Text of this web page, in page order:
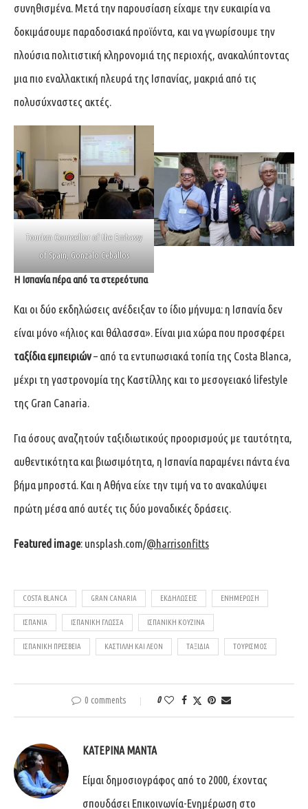
συνηθισμένα. Μετά την παρουσίαση είχαμε την ευκαιρία να
δοκιμάσουμε παραδοσιακά προϊόντα, και να γνωρίσουμε την
πλούσια πολιτιστική κληρονομιά της περιοχής, ανακαλύπτοντας
μια πιο εναλλακτική πλευρά της Ισπανίας, μακριά από τις
πολυσύχναστες ακτές.
Tourism Counsellor of the Embassy
of Spain, Gonzalo Ceballos
Η Ισπανία πέρα από τα στερεότυπα
Και οι δύο εκδηλώσεις ανέδειξαν το ίδιο μήνυμα: η Ισπανία δεν
είναι μόνο «ήλιος και θάλασσα». Είναι μια χώρα που προσφέρει
ταξίδια εμπειριών– από τα εντυπωσιακά τοπία της Costa Blanca,
μέχρι τη γαστρονομία της Καστίλλης και το μεσογειακό lifestyle
της Gran Canaria.
Για όσους αναζητούν ταξιδιωτικούς προορισμούς με ταυτότητα,
αυθεντικότητα και βιωσιμότητα, η Ισπανία παραμένει πάντα ένα
βήμα μπροστά. Και η Αθήνα είχε την τιμή να το ανακαλύψει
πρώτη μέσα από αυτές τις δύο μοναδικές δράσεις.
Featured image: unsplash.com/@harrisonfitts
COSTA BLANCA GRAN CANARIA ΕΚΔΗΛΏΣΕΙΣ ΕΝΗΜΈΡΩΣΗ
ΙΣΠΑΝΊΑ ΙΣΠΑΝΙΚΉ ΓΛΏΣΣΑ ΙΣΠΑΝΙΚΉ ΚΟΥΖΊΝΑ
ΙΣΠΑΝΙΚΉ ΠΡΕΣΒΕΊΑ ΚΑΣΤΊΛΛΗ ΚΑΙ ΛΕΌΝ ΤΑΞΊΔΙΑ ΤΟΥΡΙΣΜΌΣ
0 comments 0
ΚΑΤΕΡΊΝΑ ΜΑΝΤΆ
Είμαι δημοσιογράφος από το 2000, έχοντας
σπουδάσει Επικοινωνία-Ενημέρωση στο